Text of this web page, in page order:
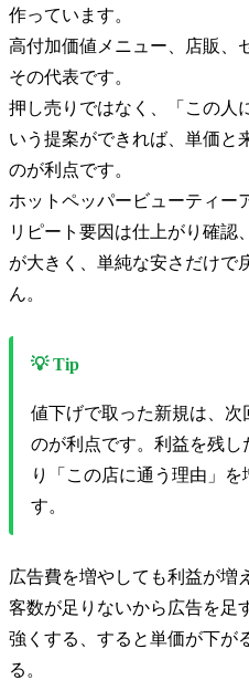
作っています。
高付加価値メニュー、店販、
その代表です。
押し売りではなく、「この人
いう提案ができれば、単価と
のが利点です。
ホットペッパービューティー
リピート要因は仕上がり確認
が大きく、単純な安さだけで
ん。
💡 Tip
値下げで取った新規は、
のが利点です。利益を残し
り「この店に通う理由」
す。
広告費を増やしても利益が増
客数が足りないから広告を足
強くする、すると単価が下が
る。